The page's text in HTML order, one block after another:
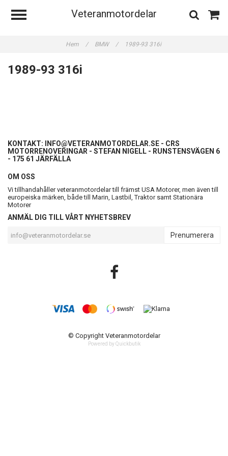
Veteranmotordelar
Hem / BMW / 1989-93 316i
1989-93 316i
KONTAKT: INFO@VETERANMOTORDELAR.SE - CRS
MOTORRENOVERINGAR - STEFAN NIGELL - RUNSTENSVÄGEN 6
- 175 61 JÄRFÄLLA
OM OSS
Vi tillhandahåller veteranmotordelar till främst USA Motorer, men även till
europeiska märken, både till Marin, Lastbil, Traktor samt Stationära
Motorer
ANMÄL DIG TILL VÅRT NYHETSBREV
Prenumerera
© Copyright Veteranmotordelar
Powered by Quickbutik